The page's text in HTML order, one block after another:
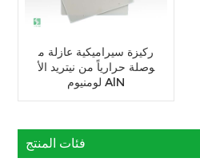
ركيزة سيراميكية عازلة م
وصلة حرارياً من نيتريد الأ
لومنيوم AlN
فئات المنتج